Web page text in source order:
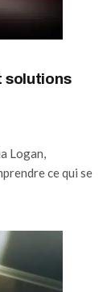
solutions
Logan,
ce qui se